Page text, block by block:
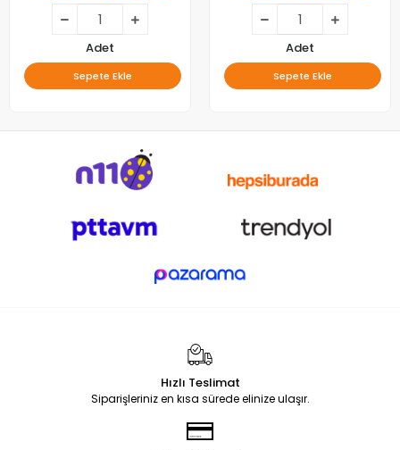
Adet
Sepete Ekle
Adet
Sepete Ekle
Hızlı Teslimat
Siparişleriniz en kısa sürede elinize ulaşır.